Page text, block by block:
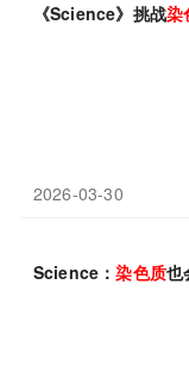
《Science》挑战染
2026-03-30
Science：染色质也